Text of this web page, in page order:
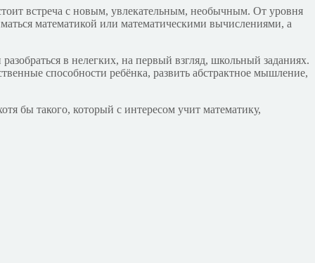
встреча с новым, увлекательным, необычным. От уровня
математикой или математическими вычислениями, а
в нелегких, на первый взгляд, школьный заданиях.
способности ребёнка, развить абстрактное мышление,
бы такого, который с интересом учит математику,